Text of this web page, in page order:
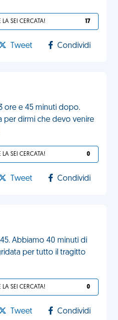
LA SEI CERCATA! 17
Tweet Condividi
ore e 45 minuti dopo.
per dirmi che devo venire
LA SEI CERCATA! 0
Tweet Condividi
Abbiamo 40 minuti di
per tutto il tragitto
LA SEI CERCATA! 0
Tweet Condividi